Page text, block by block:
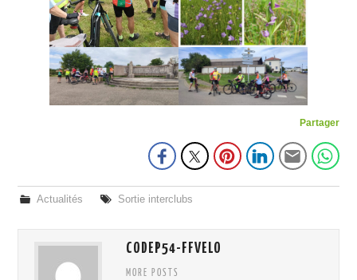
Partager
Actualités Sortie interclubs
CODEP54-FFVELO
MORE POSTS